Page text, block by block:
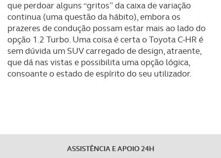
que perdoar alguns “gritos” da caixa de variação
continua (uma questão da hábito), embora os
prazeres de condução possam estar mais ao lado do
opção 1.2 Turbo. Uma coisa é certa o Toyota C-HR é
sem dúvida um SUV carregado de design, atraente,
que dá nas vistas e possibilita uma opção lógica,
consoante o estado de espírito do seu utilizador.
ASSISTÊNCIA E APOIO 24H